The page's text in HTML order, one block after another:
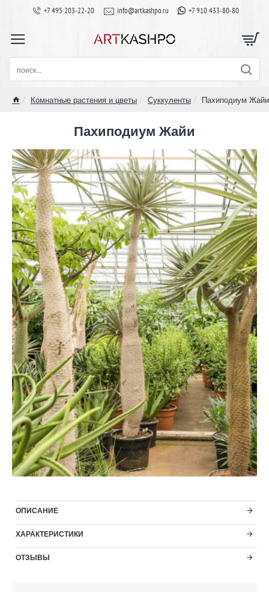
+7 495 203-22-20 info@artkashpo.ru +7 910 433-80-80
поиск...
Комнатные растения и цветы Суккуленты Пахиподиум Жайи
Пахиподиум Жайи
ОПИСАНИЕ
ХАРАКТЕРИСТИКИ
ОТЗЫВЫ